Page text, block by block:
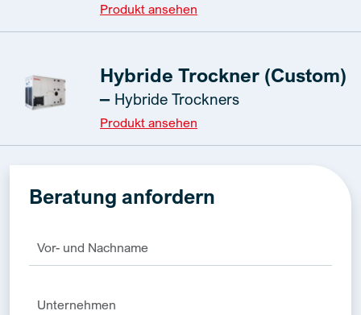
Produkt ansehen
Hybride Trockner (Custom)
– Hybride Trockners
Produkt ansehen
Beratung anfordern